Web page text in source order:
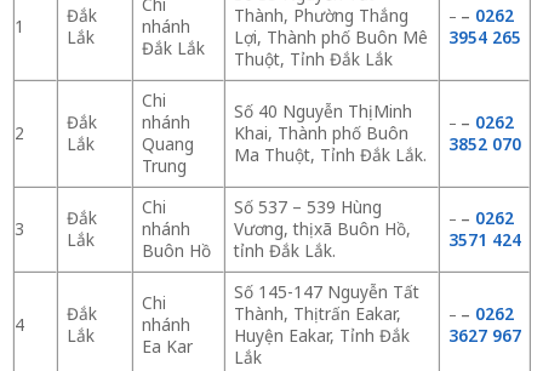
1
Đắk
Lắk
Chi
nhánh
Đắk Lắk
Thành, Phường Thắng
Lợi, Thành phố Buôn Mê
Thuột, Tỉnh Đắk Lắk
– – 0262
3954 265
2
Đắk
Lắk
Chi
nhánh
Quang
Trung
Số 40 Nguyễn Thị Minh
Khai, Thành phố Buôn
Ma Thuột, Tỉnh Đắk Lắk.
– – 0262
3852 070
3
Đắk
Lắk
Chi
nhánh
Buôn Hồ
Số 537 – 539 Hùng
Vương, thị xã Buôn Hồ,
tỉnh Đắk Lắk.
– – 0262
3571 424
4
Đắk
Lắk
Chi
nhánh
Ea Kar
Số 145-147 Nguyễn Tất
Thành, Thị trấn Eakar,
Huyện Eakar, Tỉnh Đắk
Lắk
– – 0262
3627 967